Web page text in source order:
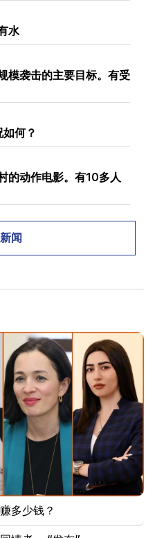
水
模袭击的主要目标。有受
何？
的动作电影。有10多人
居民创造了头发长度的世
同国家的人产生类似的幻
中的理想角色已经揭晓
键特征之一
利亚海岸拍摄到抹香鲸的
两个月
闻
多少钱？